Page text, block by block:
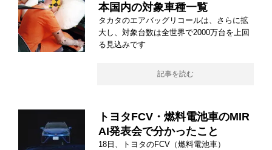
本国内の対象車種一覧
タカタのエアバッグリコールは、さらに拡
大し、対象台数は全世界で2000万台を上回
る見込みです
記事を読む
トヨタFCV・燃料電池車のMIR
AI発表会で分かったこと
18日、トヨタのFCV（燃料電池車）